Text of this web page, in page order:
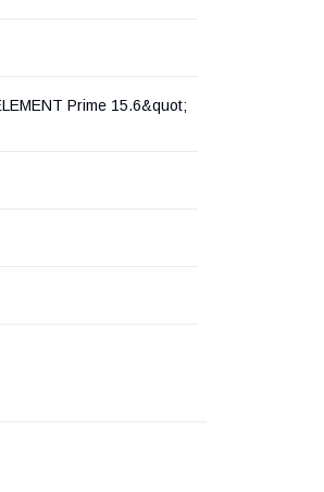
Prime 15.6&quot;